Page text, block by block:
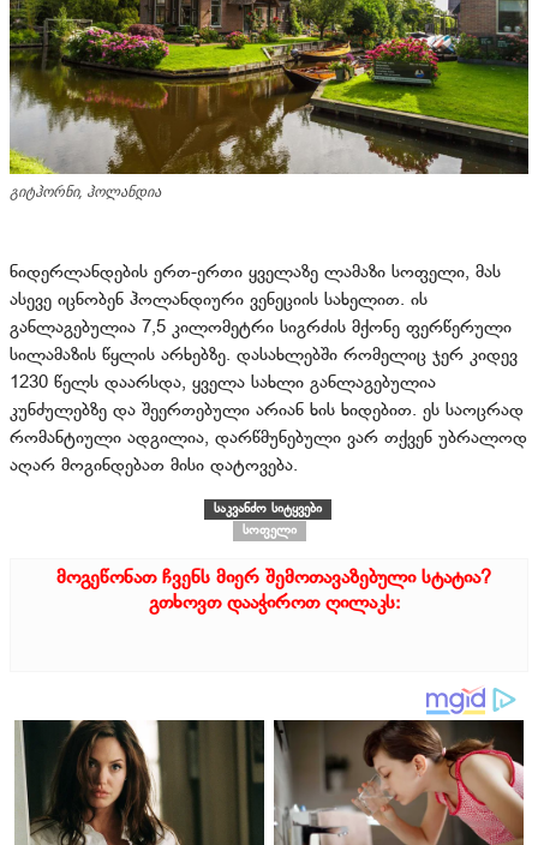
გიტჰორნი, ჰოლანდია
ნიდერლანდების ერთ-ერთი ყველაზე ლამაზი სოფელი, მას
ასევე იცნობენ ჰოლანდიური ვენეციის სახელით. ის
განლაგებულია 7,5 კილომეტრი სიგრძის მქონე ფერწერული
სილამაზის წყლის არხებზე. დასახლებში რომელიც ჯერ კიდევ
1230 წელს დაარსდა, ყველა სახლი განლაგებულია
კუნძულებზე და შეერთებული არიან ხის ხიდებით. ეს საოცრად
რომანტიული ადგილია, დარწმუნებული ვარ თქვენ უბრალოდ
აღარ მოგინდებათ მისი დატოვება.
საკვანძო სიტყვები
სოფელი
მოგეწონათ ჩვენს მიერ შემოთავაზებული სტატია?
გთხოვთ დააჭიროთ ღილაკს: